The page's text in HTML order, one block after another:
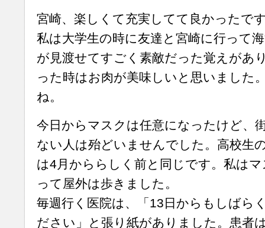
宮崎、楽しくて充実してて良かったで
私は大学生の時に友達と宮崎に行って
が見渡せてすごく素敵だった覚えがあ
った時はお肉が美味しいと思いました
ね。
今日からマスクは任意になったけど、
ない人は殆どいませんでした。高校生
は4月かららしく前と同じです。私は
って屋外は歩きました。
毎週行く医院は、「13日からもしばら
ださい」と張り紙がありました。患者